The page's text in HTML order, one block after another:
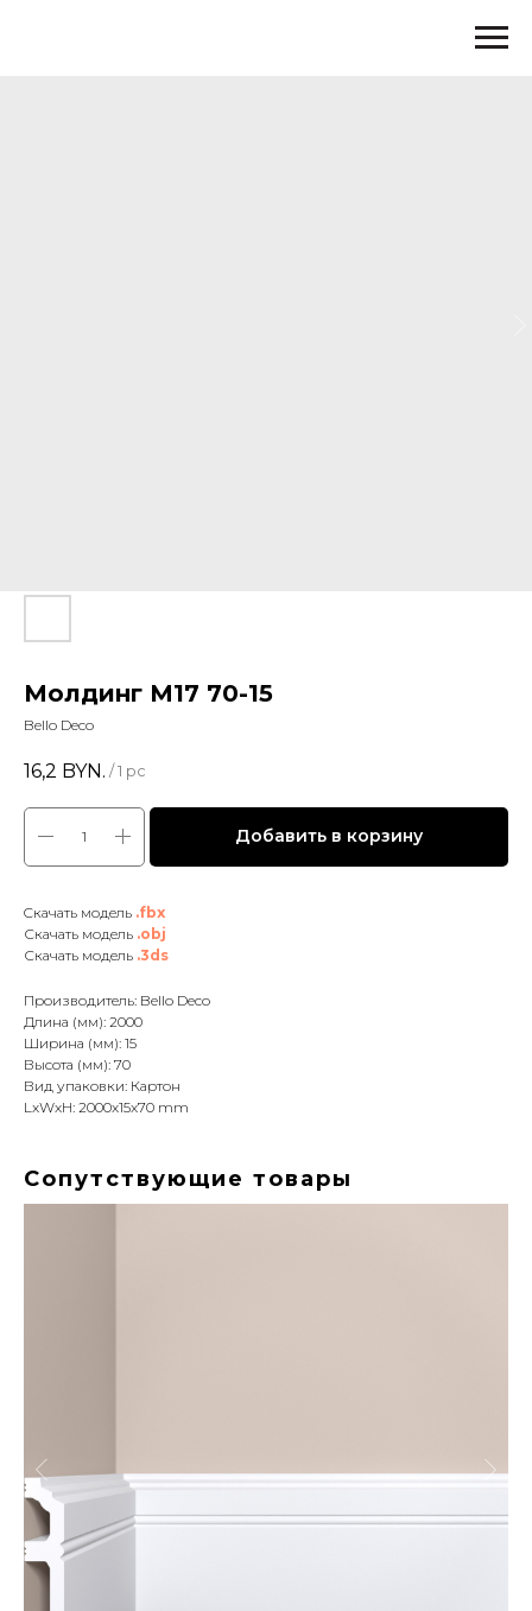
Молдинг М17 70-15
Bello Deco
16,2 BYN. / 1 pc
Добавить в корзину
Cкачать модель .fbx
Скачать модель .obj
Скачать модель .3ds
Производитель: Bello Deco
Длина (мм): 2000
Ширина (мм): 15
Высота (мм): 70
Вид упаковки: Картон
LxWxH: 2000x15x70 mm
Сопутствующие товары